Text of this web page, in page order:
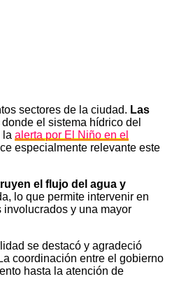
sectores de la ciudad. Las
el sistema hídrico del
la alerta por El Niño en el
especialmente relevante este
el flujo del agua y
lo que permite intervenir en
y una mayor
se destacó y agradeció
coordinación entre el gobierno
hasta la atención de